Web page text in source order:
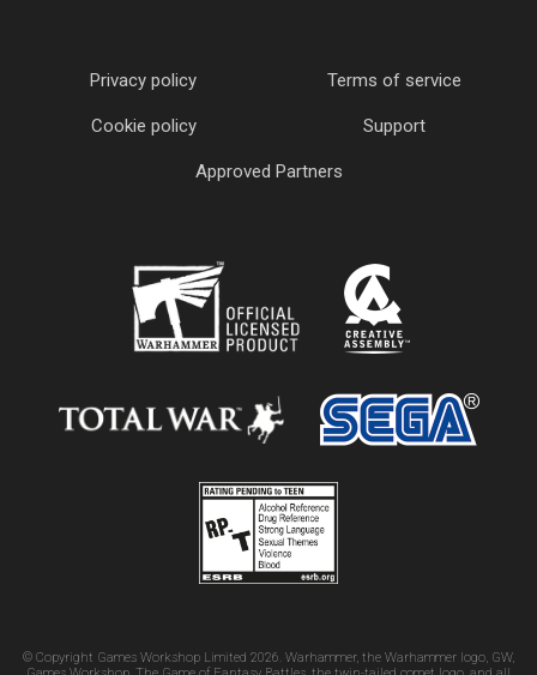
Privacy policy Terms of service
Cookie policy Support
Approved Partners
© Copyright Games Workshop Limited 2026. Warhammer, the Warhammer logo, GW,